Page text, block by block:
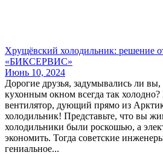
Хрущёвский холодильник: решение
«БИКСЕРВИС»
Июнь 10, 2024
Дорогие друзья, задумывались ли
кухонным окном всегда так
вентилятор, дующий прямо из
холодильник! Представьте, что вы
холодильники были роскошью, а
экономить. Тогда советские
гениальное...